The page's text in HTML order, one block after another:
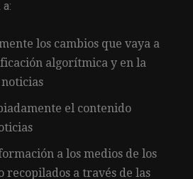
los cambios que vaya a
algorítmica y en la
el contenido
a los medios de los
recopilados a través de las